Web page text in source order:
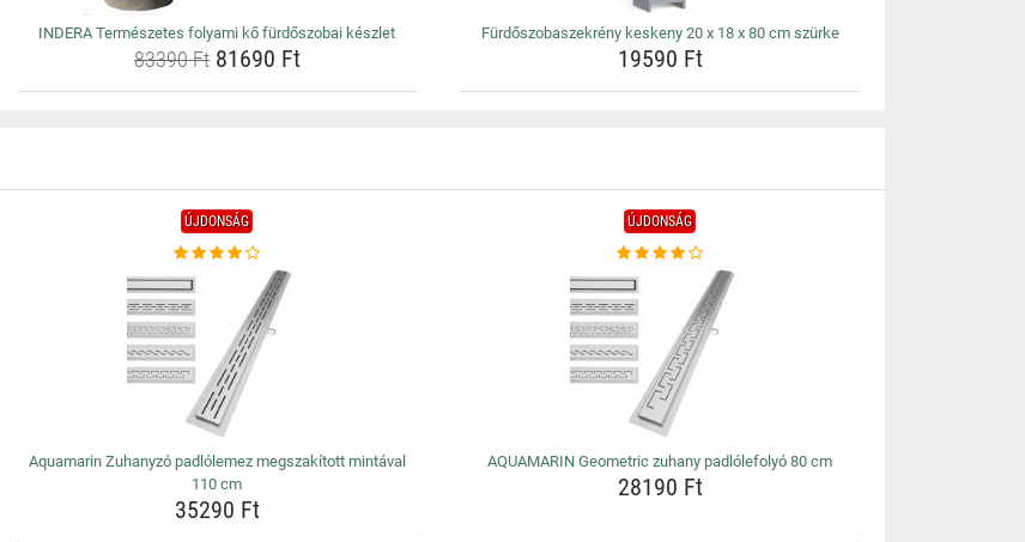
INDERA Természetes folyami kő fürdőszobai készlet
83390 Ft81690 Ft
Fürdőszobaszekrény keskeny 20 x 18 x 80 cm szürke
19590 Ft
ÚJDONSÁG
Aquamarin Zuhanyzó padlólemez megszakított mintával
110 cm
35290 Ft
ÚJDONSÁG
AQUAMARIN Geometric zuhany padlólefolyó 80 cm
28190 Ft